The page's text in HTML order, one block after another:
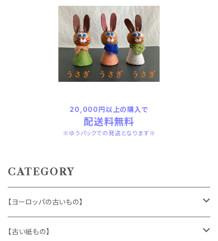
20,000円以上の購入で
配送料無料
※ゆうパックでの発送となります※
CATEGORY
【ヨーロッパの古いもの】
ヴィンテージアクセサリー
【古い紙もの】